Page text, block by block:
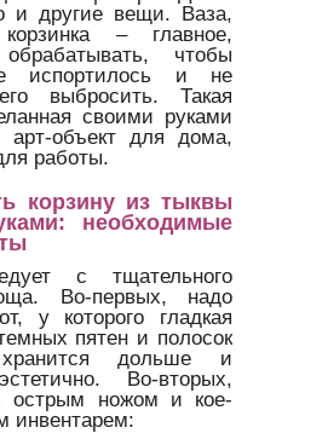
и другие вещи. Ваза,
корзинка – главное,
чтобы
испортилось и не
выбросить. Такая
своими руками
объект для дома,
работы.
корзину из тыквы
необходимые
с тщательного
Во-первых, надо
у которого гладкая
пятен и полосок
дольше и
Во-вторых,
острым ножом и кое-
инвентарем: